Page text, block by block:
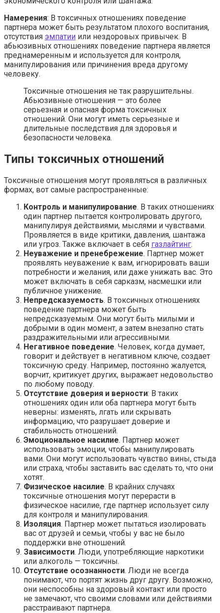
Намерения: В токсичных отношениях поведение
партнера может быть результатом плохого воспитания,
отсутствия эмпатии или нездоровых привычек. В
абьюзивных отношениях поведение партнера является
преднамеренным и используется для контроля,
манипулирования или причинения вреда другому
человеку.
Токсичные отношения не так разрушительны.
Абьюзивные отношения — это более
серьезная и опасная форма токсичных
отношений. Они могут иметь серьезные и
длительные последствия для здоровья и
безопасности человека.
Типы токсичных отношений
Токсичные отношения могут проявляться в различных
формах, вот самые распространенные:
Контроль и манипулирование. В таких отношениях
один партнер пытается контролировать другого,
манипулируя действиями, мыслями и чувствами.
Проявляется в виде критики, давления, шантажа
или угроз. Также включает в себя газлайтинг.
Неуважение и пренебрежение. Партнер может
проявлять неуважение к вам, игнорировать ваши
потребности и желания, или даже унижать вас. Это
может включать в себя сарказм, насмешки или
публичное унижение.
Непредсказуемость. В токсичных отношениях
поведение партнера может быть
непредсказуемым. Они могут быть милыми и
добрыми в один момент, а затем внезапно стать
раздражительными или агрессивными.
Негативное поведение. Человек, когда думает,
говорит и действует в негативном ключе, создает
токсичную среду. Например, постоянно жалуется,
ворчит, критикует других, выражает недовольство
по любому поводу.
Отсутствие доверия и верности: В таких
отношениях один или оба партнера могут быть
неверны: изменять, лгать или скрывать
информацию, что разрушает доверие и
стабильность отношений.
Эмоциональное насилие. Партнер может
использовать эмоции, чтобы манипулировать
вами. Они могут использовать чувство вины, стыда
или страха, чтобы заставить вас сделать то, что они
хотят.
Физическое насилие. В крайних случаях
токсичные отношения могут перерасти в
физическое насилие, где партнер использует силу
для контроля и манипулирования.
Изоляция. Партнер может пытаться изолировать
вас от друзей и семьи, чтобы у вас не было
поддержки вне отношений.
Зависимости. Люди, употребляющие наркотики
или алкоголь — токсичны.
Отсутствие осознанности. Люди не всегда
понимают, что портят жизнь друг другу. Возможно,
они неспособны на здоровый контакт или просто
не замечают, что своими словами или действиями
расстраивают партнера.